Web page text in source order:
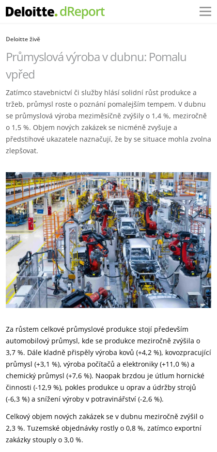
Deloitte živě
Průmyslová výroba v dubnu: Pomalu
vpřed
Zatímco stavebnictví či služby hlásí solidní růst produkce a
tržeb, průmysl roste o poznání pomalejším tempem. V dubnu
se průmyslová výroba meziměsíčně zvýšily o 1,4 %, meziročně
o 1,5 %. Objem nových zakázek se nicméně zvyšuje a
předstihové ukazatele naznačují, že by se situace mohla zvolna
zlepšovat.
Za růstem celkové průmyslové produkce stojí především
automobilový průmysl, kde se produkce meziročně zvýšila o
3,7 %. Dále kladně přispěly výroba kovů (+4,2 %), kovozpracující
průmysl (+3,1 %), výroba počítačů a elektroniky (+11,0 %) a
chemický průmysl (+7,6 %). Naopak brzdou je útlum hornické
činnosti (-12,9 %), pokles produkce u oprav a údržby strojů
(-6,3 %) a snížení výroby v potravinářství (-2,6 %).
Celkový objem nových zakázek se v dubnu meziročně zvýšil o
2,3 %. Tuzemské objednávky rostly o 0,8 %, zatímco exportní
zakázky stouply o 3,0 %.